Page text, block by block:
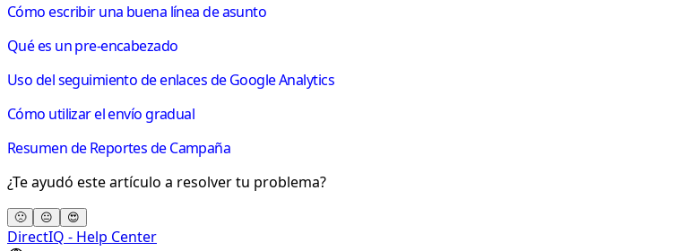
Cómo escribir una buena línea de asunto
Qué es un pre-encabezado
Uso del seguimiento de enlaces de Google Analytics
Cómo utilizar el envío gradual
Resumen de Reportes de Campaña
¿Te ayudó este artículo a resolver tu problema?
🙁 😐 😍
DirectIQ - Help Center